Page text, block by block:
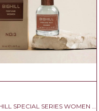
BIGHILL SPECIAL SERIES WOMEN NO:3